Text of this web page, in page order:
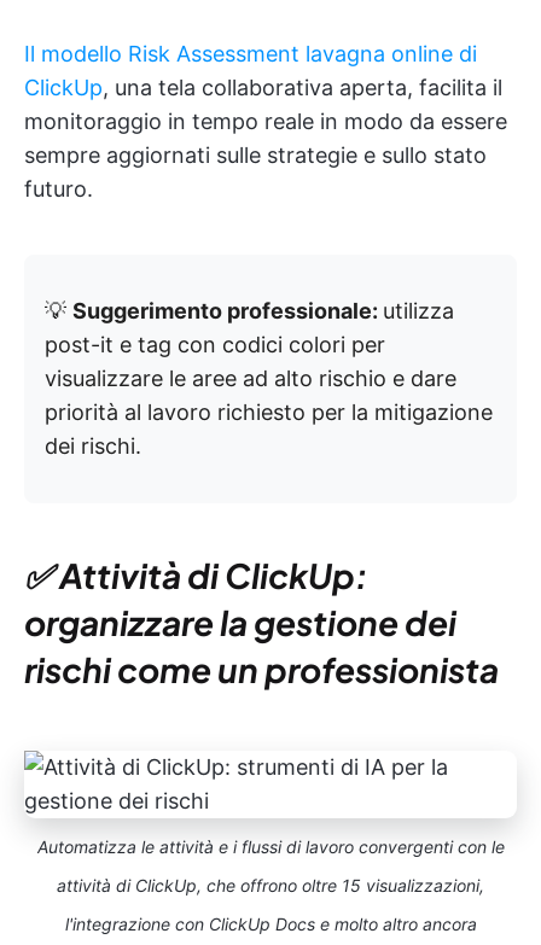
Il modello Risk Assessment lavagna online di
ClickUp, una tela collaborativa aperta, facilita il
monitoraggio in tempo reale in modo da essere
sempre aggiornati sulle strategie e sullo stato
futuro.
💡 Suggerimento professionale: utilizza
post-it e tag con codici colori per
visualizzare le aree ad alto rischio e dare
priorità al lavoro richiesto per la mitigazione
dei rischi.
✅ Attività di ClickUp:
organizzare la gestione dei
rischi come un professionista
Automatizza le attività e i flussi di lavoro convergenti con le
attività di ClickUp, che offrono oltre 15 visualizzazioni,
l'integrazione con ClickUp Docs e molto altro ancora